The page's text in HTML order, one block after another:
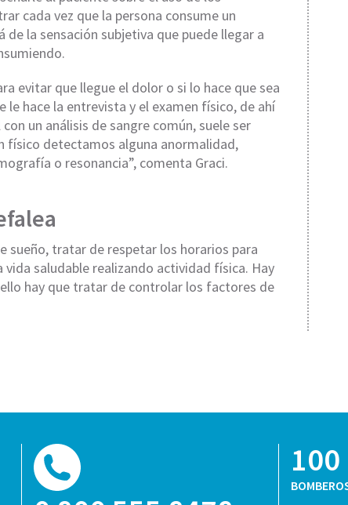
cada vez que la persona consume un
la sensación subjetiva que puede llegar a
evitar que llegue el dolor o si lo hace que sea
le hace la entrevista y el examen físico, de ahí
un análisis de sangre común, suele ser
físico detectamos alguna anormalidad,
o resonancia”, comenta Graci.
sueño, tratar de respetar los horarios para
saludable realizando actividad física. Hay
hay que tratar de controlar los factores de
100